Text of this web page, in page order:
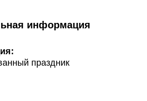
информация
праздник